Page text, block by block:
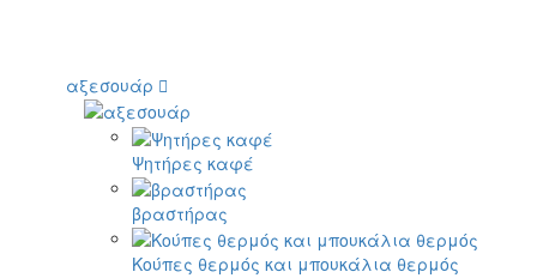
αξεσουάρ
Ψητήρες καφέ
βραστήρας
Κούπες θερμός και μπουκάλια θερμός